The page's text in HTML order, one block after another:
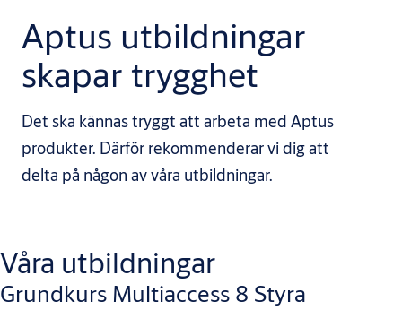
Aptus utbildningar
skapar trygghet
Det ska kännas tryggt att arbeta med Aptus
produkter. Därför rekommenderar vi dig att
delta på någon av våra utbildningar.
Våra utbildningar
Grundkurs Multiaccess 8 Styra